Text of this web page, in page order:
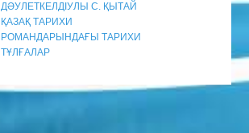
ДӘУЛЕТКЕЛДІУЛЫ С. ҚЫТАЙ
ҚАЗАҚ ТАРИХИ
РОМАНДАРЫНДАҒЫ ТАРИХИ
ТҰЛҒАЛАР